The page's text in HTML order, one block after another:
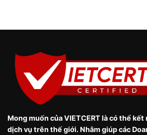
Mong muốn của VIETCERT là có thể
dịch vụ trên thế giới. Nhằm giúp các